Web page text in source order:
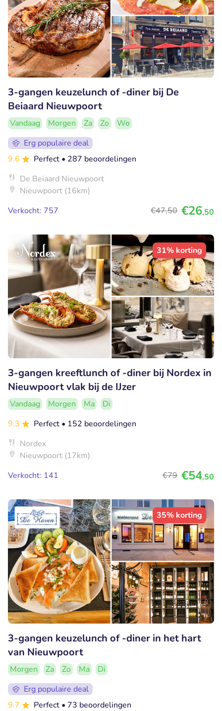
3-gangen keuzelunch of -diner bij De
Beiaard Nieuwpoort
Vandaag Morgen Za Zo
Wo
Erg populaire deal
9.6
Perfect • 287 beoordelingen
De Beiaard Nieuwpoort
Nieuwpoort (16km)
Verkocht: 757
€47,50 €26,50
31% korting
3-gangen kreeftlunch of -diner bij Nordex in
Nieuwpoort vlak bij de IJzer
Vandaag Morgen Ma
Di
9.3
Perfect • 152 beoordelingen
Nordex
Nieuwpoort (17km)
Verkocht: 141
€79 €54,50
35% korting
3-gangen keuzelunch of -diner in het hart
van Nieuwpoort
Morgen Za Zo Ma
Di
Erg populaire deal
9.7
Perfect • 73 beoordelingen